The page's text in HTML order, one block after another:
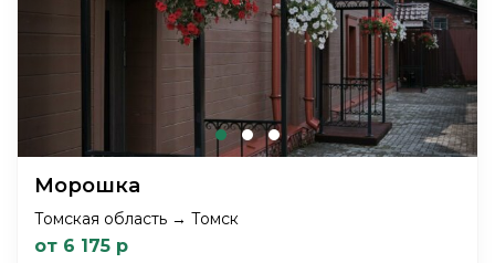
Морошка
Томская область → Томск
от 6 175 р